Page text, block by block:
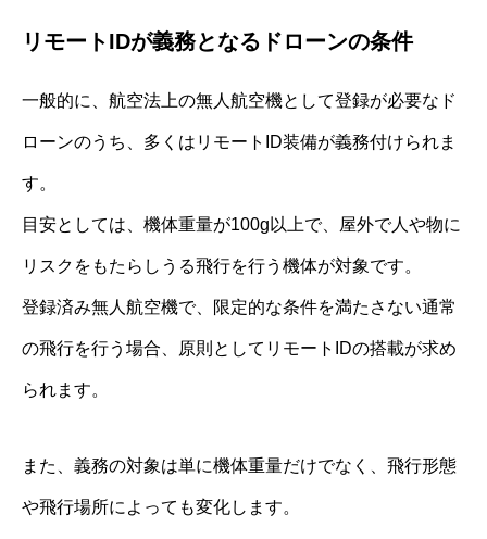
リモートIDが義務となるドローンの条件
一般的に、航空法上の無人航空機として登録が必要なド
ローンのうち、多くはリモートID装備が義務付けられま
す。
目安としては、機体重量が100g以上で、屋外で人や物に
リスクをもたらしうる飛行を行う機体が対象です。
登録済み無人航空機で、限定的な条件を満たさない通常
の飛行を行う場合、原則としてリモートIDの搭載が求め
られます。
また、義務の対象は単に機体重量だけでなく、飛行形態
や飛行場所によっても変化します。